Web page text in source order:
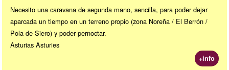
Necesito una caravana de segunda mano, sencilla, para poder dejar
aparcada un tiempo en un terreno propio (zona Noreña / El Berrón /
Pola de Siero) y poder pernoctar.
Asturias Asturies
+info